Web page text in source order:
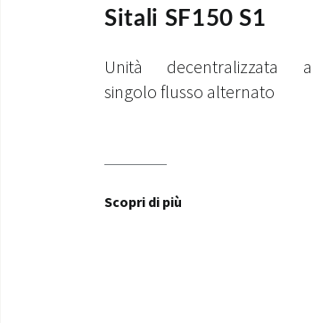
Sitali SF150 S1
Unità decentralizzata a
singolo flusso alternato
Scopri di più